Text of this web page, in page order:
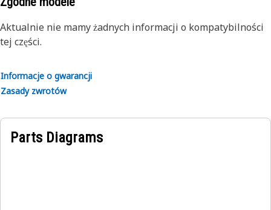
Aktualnie nie mamy żadnych informacji o kompatybilności
tej części.
Informacje o gwarancji
Zasady zwrotów
Parts Diagrams